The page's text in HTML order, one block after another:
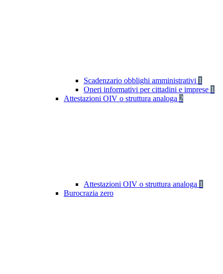
Scadenzario obblighi amministrativi 1
Oneri informativi per cittadini e imprese 1
Attestazioni OIV o struttura analoga 2
Attestazioni OIV o struttura analoga 1
Burocrazia zero